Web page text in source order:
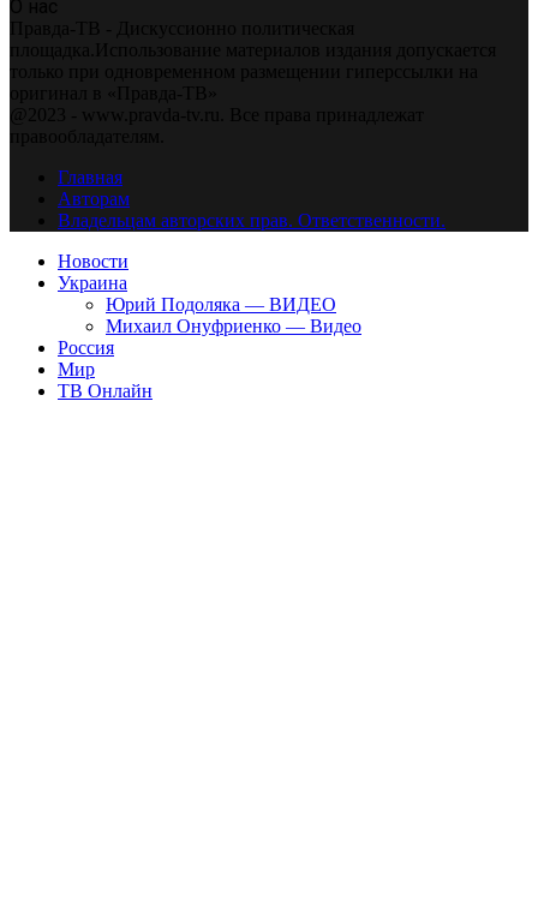
О нас
Правда-ТВ - Дискуссионно политическая
площадка.Использование материалов издания допускается
только при одновременном размещении гиперссылки на
оригинал в «Правда-ТВ»
@2023 - www.pravda-tv.ru. Все права принадлежат
правообладателям.
Главная
Авторам
Владельцам авторских прав. Ответственности.
Новости
Украина
Юрий Подоляка — ВИДЕО
Михаил Онуфриенко — Видео
Россия
Мир
ТВ Онлайн